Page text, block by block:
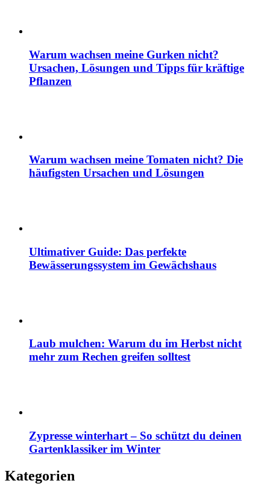
Warum wachsen meine Gurken nicht?
Ursachen, Lösungen und Tipps für kräftige
Pflanzen
Warum wachsen meine Tomaten nicht? Die
häufigsten Ursachen und Lösungen
Ultimativer Guide: Das perfekte
Bewässerungssystem im Gewächshaus
Laub mulchen: Warum du im Herbst nicht
mehr zum Rechen greifen solltest
Zypresse winterhart – So schützt du deinen
Gartenklassiker im Winter
Kategorien